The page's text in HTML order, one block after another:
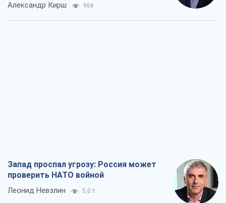
Александр Кирш 966
Запад проспал угрозу: Россия может
проверить НАТО войной
Леонид Невзлин 5,0 т.